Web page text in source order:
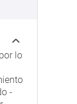
lo
-